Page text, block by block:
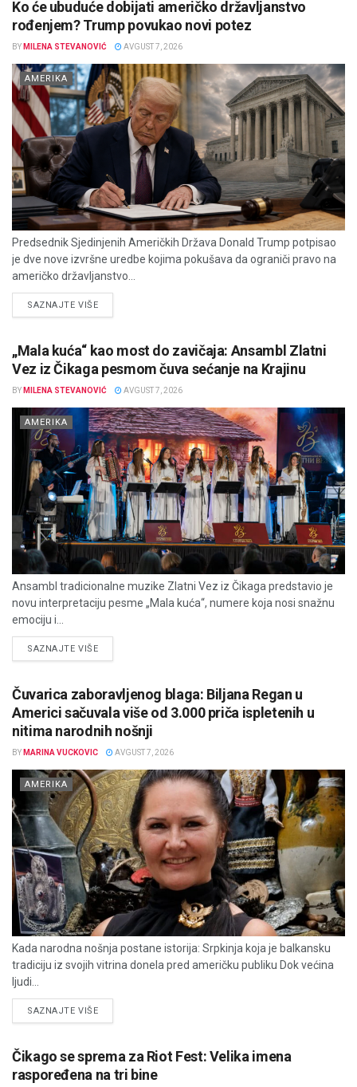
Ko će ubuduće dobijati američko državljanstvo
rođenjem? Trump povukao novi potez
BY MILENA STEVANOVIĆ AVGUST 7, 2026
AMERIKA
Predsednik Sjedinjenih Američkih Država Donald Trump potpisao
je dve nove izvršne uredbe kojima pokušava da ograniči pravo na
američko državljanstvo...
SAZNAJTE VIŠEDETAILS
„Mala kuća“ kao most do zavičaja: Ansambl Zlatni
Vez iz Čikaga pesmom čuva sećanje na Krajinu
BY MILENA STEVANOVIĆ AVGUST 7, 2026
AMERIKA
Ansambl tradicionalne muzike Zlatni Vez iz Čikaga predstavio je
novu interpretaciju pesme „Mala kuća“, numere koja nosi snažnu
emociju i...
SAZNAJTE VIŠEDETAILS
Čuvarica zaboravljenog blaga: Biljana Regan u
Americi sačuvala više od 3.000 priča ispletenih u
nitima narodnih nošnji
BY MARINA VUCKOVIC AVGUST 7, 2026
AMERIKA
Kada narodna nošnja postane istorija: Srpkinja koja je balkansku
tradiciju iz svojih vitrina donela pred američku publiku Dok većina
ljudi...
SAZNAJTE VIŠEDETAILS
Čikago se sprema za Riot Fest: Velika imena
raspoređena na tri bine